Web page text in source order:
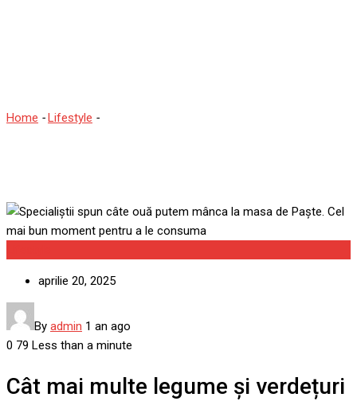
Home -Lifestyle -
aprilie 20, 2025
By admin 1 an ago
0 79 Less than a minute
Cât mai multe legume și verdețuri